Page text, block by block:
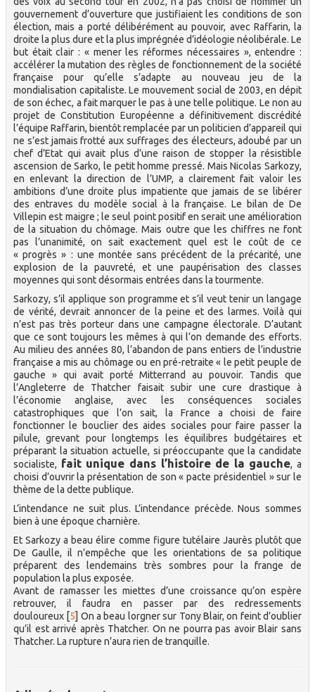
gouvernement d’ouverture que justifiaient les conditions de son
élection, mais a porté délibérément au pouvoir, avec Raffarin, la
droite la plus dure et la plus imprégnée d’idéologie néolibérale. Le
but était clair : « mener les réformes nécessaires », entendre :
accélérer la mutation des règles de fonctionnement de la société
française pour qu’elle s’adapte au nouveau jeu de la
mondialisation capitaliste. Le mouvement social de 2003, en dépit
de son échec, a fait marquer le pas à une telle politique. Le non au
projet de Constitution Européenne a définitivement discrédité
l’équipe Raffarin, bientôt remplacée par un politicien d’appareil qui
ne s’est jamais frotté aux suffrages des électeurs, adoubé par un
chef d’Etat qui avait plus d’une raison de stopper la résistible
ascension de Sarko, le petit homme pressé. Mais Nicolas Sarkozy,
en enlevant la direction de l’UMP, a clairement fait valoir les
ambitions d’une droite plus impatiente que jamais de se libérer
des entraves du modèle social à la française. Le bilan de De
Villepin est maigre ; le seul point positif en serait une amélioration
de la situation du chômage. Mais outre que les chiffres ne font
pas l’unanimité, on sait exactement quel est le coût de ce
« progrès » : une montée sans précédent de la précarité, une
explosion de la pauvreté, et une paupérisation des classes
moyennes qui sont désormais entrées dans la tourmente.
Sarkozy, s’il applique son programme et s’il veut tenir un langage
de vérité, devrait annoncer de la peine et des larmes. Voilà qui
n’est pas très porteur dans une campagne électorale. D’autant
que ce sont toujours les mêmes à qui l’on demande des efforts.
Au milieu des années 80, l’abandon de pans entiers de l’industrie
française a mis au chômage ou en pré-retraite « le petit peuple de
gauche » qui avait porté Mitterrand au pouvoir. Tandis que
l’Angleterre de Thatcher faisait subir une cure drastique à
l’économie anglaise, avec les conséquences sociales
catastrophiques que l’on sait, la France a choisi de faire
fonctionner le bouclier des aides sociales pour faire passer la
pilule, grevant pour longtemps les équilibres budgétaires et
préparant la situation actuelle, si préoccupante que la candidate
socialiste, fait unique dans l’histoire de la gauche, a
choisi d’ouvrir la présentation de son « pacte présidentiel » sur le
thème de la dette publique.
L’intendance ne suit plus. L’intendance précède. Nous sommes
bien à une époque charnière.
Et Sarkozy a beau élire comme figure tutélaire Jaurès plutôt que
De Gaulle, il n’empêche que les orientations de sa politique
préparent des lendemains très sombres pour la frange de
population la plus exposée.
Avant de ramasser les miettes d’une croissance qu’on espère
retrouver, il faudra en passer par des redressements
douloureux [5] On a beau lorgner sur Tony Blair, on feint d’oublier
qu’il est arrivé après Thatcher. On ne pourra pas avoir Blair sans
Thatcher. La rupture n’aura rien de tranquille.